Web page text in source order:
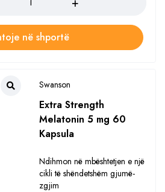
në shportë
Swanson
Extra Strength
Melatonin 5 mg 60
Kapsula
Ndihmon në mbështetjen e një
cikli të shëndetshëm gjumë-
zgjim